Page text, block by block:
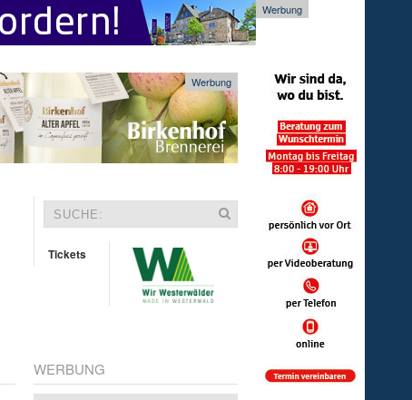
Werbung
Werbung
Tickets
WERBUNG